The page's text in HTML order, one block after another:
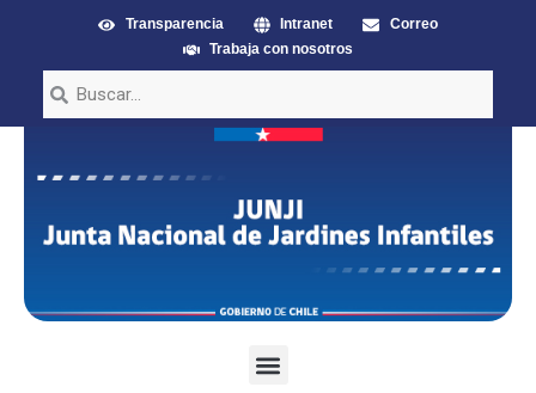
Transparencia Intranet
Correo
Trabaja con nosotros